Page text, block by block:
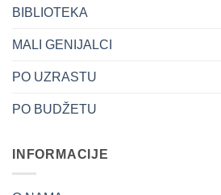
BIBLIOTEKA
MALI GENIJALCI
PO UZRASTU
PO BUDŽETU
INFORMACIJE